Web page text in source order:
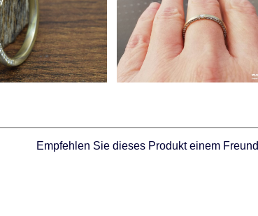
Empfehlen Sie dieses Produkt einem Freund